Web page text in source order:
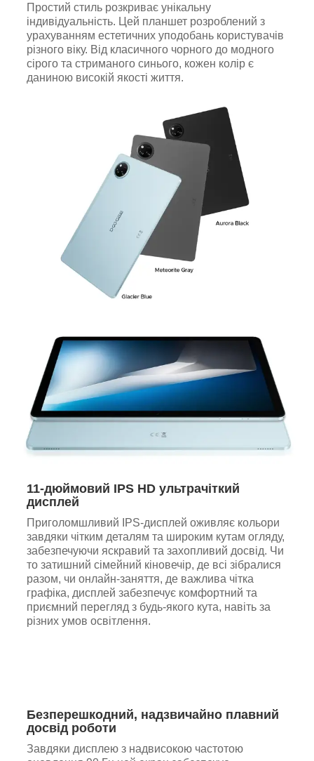
Простий стиль розкриває унікальну
індивідуальність. Цей планшет розроблений з
урахуванням естетичних уподобань користувачів
різного віку. Від класичного чорного до модного
сірого та стриманого синього, кожен колір є
даниною високій якості життя.
11-дюймовий IPS HD ультрачіткий
дисплей
Приголомшливий IPS-дисплей оживляє кольори
завдяки чітким деталям та широким кутам огляду,
забезпечуючи яскравий та захопливий досвід. Чи
то затишний сімейний кіновечір, де всі зібралися
разом, чи онлайн-заняття, де важлива чітка
графіка, дисплей забезпечує комфортний та
приємний перегляд з будь-якого кута, навіть за
різних умов освітлення.
Безперешкодний, надзвичайно плавний
досвід роботи
Завдяки дисплею з надвисокою частотою